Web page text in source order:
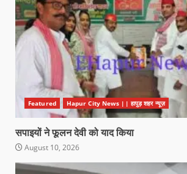
Featured Hapur City News || हापुड़ शहर न्यूज़
सपाइयों ने फूलन देवी को याद किया
August 10, 2026